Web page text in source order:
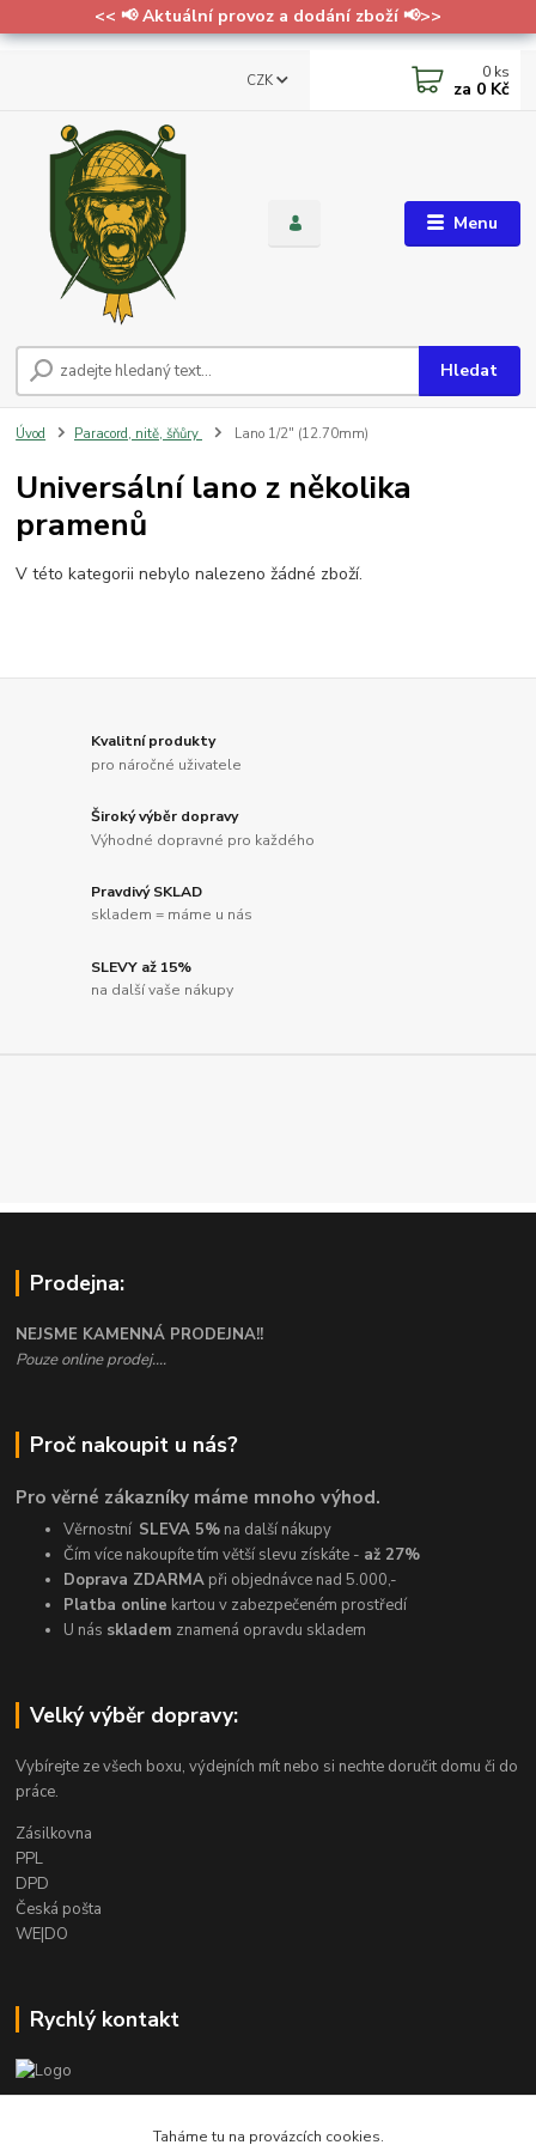
<< 📢 Aktuální provoz a dodání zboží 📢>>
Menu
CZK
Hledat
0 ks
za 0 Kč
Úvod Paracord, nitě, šňůry Lano 1/2" (12.70mm)
Universální lano z několika
pramenů
V této kategorii nebylo nalezeno žádné zboží.
Kvalitní produkty
pro náročné uživatele
Široký výběr dopravy
Výhodné dopravné pro každého
Pravdivý SKLAD
skladem = máme u nás
SLEVY až 15%
na další vaše nákupy
Prodejna:
NEJSME KAMENNÁ PRODEJNA!!
Pouze online prodej....
Proč nakoupit u nás?
Pro věrné zákazníky máme mnoho výhod.
Věrnostní SLEVA 5% na další nákupy
Čím více nakoupíte tím větší slevu získáte - až 27%
Doprava ZDARMA při objednávce nad 5.000,-
Platba online kartou v zabezpečeném prostředí
U nás skladem znamená opravdu skladem
Velký výběr dopravy:
Vybírejte ze všech boxu, výdejních mít nebo si nechte doručit domu či do
práce.
Zásilkovna
PPL
DPD
Česká pošta
WE|DO
Rychlý kontakt
info@armygalanterie.czTaháme tu na provázcích cookies.